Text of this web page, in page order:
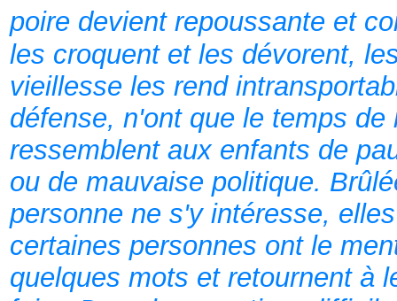
poire devient repoussante et
les croquent et les dévorent,
vieillesse les rend
défense, n'ont que le temps
ressemblent aux enfants de
ou de mauvaise politique.
personne ne s'y intéresse,
certaines personnes ont le
quelques mots et retournent à